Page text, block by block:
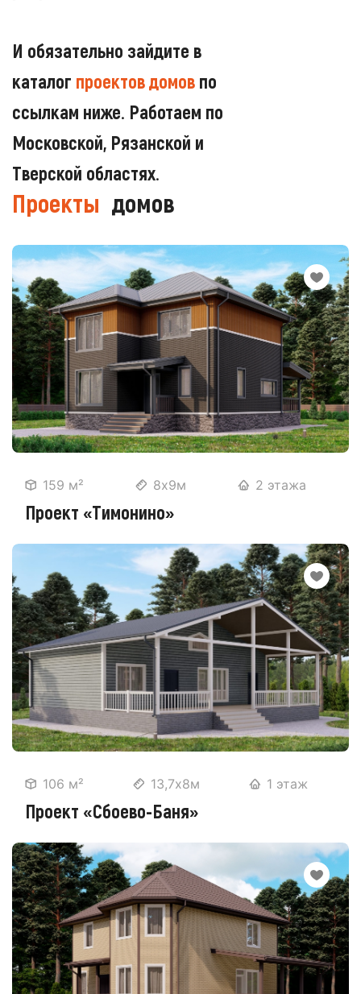
И обязательно зайдите в
каталог проектов домов по
ссылкам ниже. Работаем по
Московской, Рязанской и
Тверской областях.
Проекты домов
159 м² 8х9м 2 этажа
Проект «Тимонино»
106 м² 13,7х8м 1 этаж
Проект «Сбоево-Баня»